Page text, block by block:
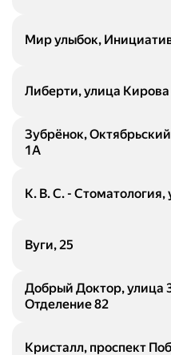
Мир улыбок,
Либерти, улица Кирова
Зубрёнок,
1А
К. В. С. - Стоматология,
Вуги, 25
Добрый Доктор, улица
Отделение 82
Кристалл, проспект